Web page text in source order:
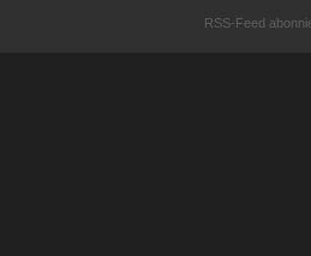
RSS-Feed